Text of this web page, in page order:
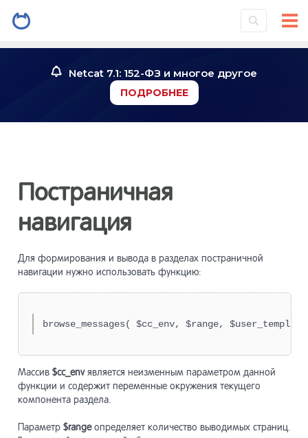
Netcat 7.1: 152-ФЗ и многое другое
ПОДРОБНЕЕ
5
Работа
страниц
Постраничная
навигация
Для формирования и вывода в разделах постраничной
навигации нужно использовать функцию:
browse_messages( $cc_env, $range,
Массив $cc_envявляется неизменным параметром данной
функции и содержит переменные окружения текущего
компонента раздела.
Параметр $rangeопределяет количество выводимых страниц.